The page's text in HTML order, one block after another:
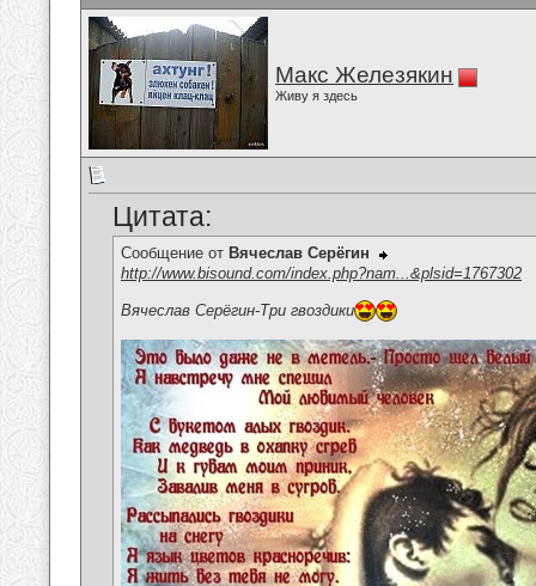
Макс Железякин
Живу я здесь
Цитата:
Сообщение от Вячеслав Серёгин
http://www.bisound.com/index.php?nam...&plsid=1767302
Вячеслав Серёгин-Три гвоздики